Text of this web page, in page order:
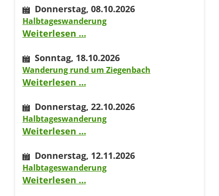
Donnerstag, 08.10.2026
Halbtageswanderung
Weiterlesen …Halbtageswanderung
Sonntag, 18.10.2026
Wanderung rund um Ziegenbach
Weiterlesen …Wanderung
um
Ziegenbach
Donnerstag, 22.10.2026
Halbtageswanderung
Weiterlesen …Halbtageswanderung
Donnerstag, 12.11.2026
Halbtageswanderung
Weiterlesen …Halbtageswanderung